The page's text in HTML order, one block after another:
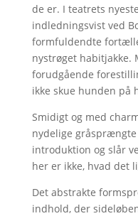
de er. I teatrets
indledningsvist ved
formfuldendte
nystrøget habitjakke.
forudgående
ikke skue hunden på
Smidigt og med
nydelige
introduktion og slår
her er ikke, hvad det
Det abstrakte
indhold, der